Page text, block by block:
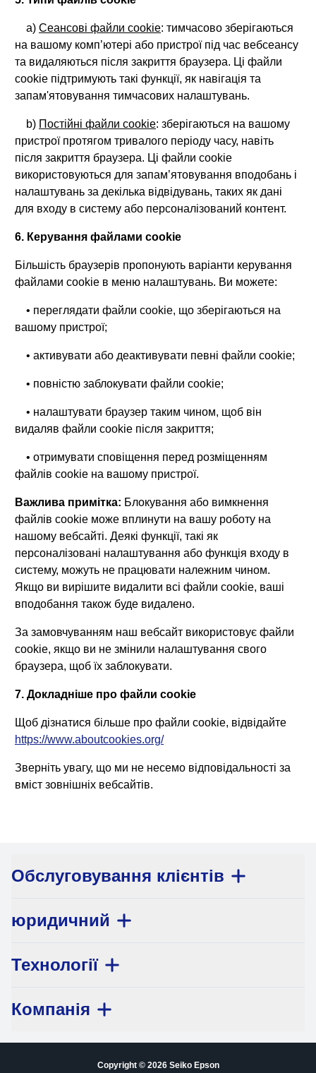
a) Сеансові файли cookie: тимчасово зберігаються
на вашому комп’ютері або пристрої під час вебсеансу
та видаляються після закриття браузера. Ці файли
cookie підтримують такі функції, як навігація та
запам'ятовування тимчасових налаштувань.
b) Постійні файли cookie: зберігаються на вашому
пристрої протягом тривалого періоду часу, навіть
після закриття браузера. Ці файли cookie
використовуються для запам’ятовування вподобань і
налаштувань за декілька відвідувань, таких як дані
для входу в систему або персоналізований контент.
6. Керування файлами cookie
Більшість браузерів пропонують варіанти керування
файлами cookie в меню налаштувань. Ви можете:
• переглядати файли cookie, що зберігаються на
вашому пристрої;
• активувати або деактивувати певні файли cookie;
• повністю заблокувати файли cookie;
• налаштувати браузер таким чином, щоб він
видаляв файли cookie після закриття;
• отримувати сповіщення перед розміщенням
файлів cookie на вашому пристрої.
Важлива примітка: Блокування або вимкнення
файлів cookie може вплинути на вашу роботу на
нашому вебсайті. Деякі функції, такі як
персоналізовані налаштування або функція входу в
систему, можуть не працювати належним чином.
Якщо ви вирішите видалити всі файли cookie, ваші
вподобання також буде видалено.
За замовчуванням наш вебсайт використовує файли
cookie, якщо ви не змінили налаштування свого
браузера, щоб їх заблокувати.
7. Докладніше про файли cookie
Щоб дізнатися більше про файли cookie, відвідайте
https://www.aboutcookies.org/
Зверніть увагу, що ми не несемо відповідальності за
вміст зовнішніх вебсайтів.
Обслуговування клієнтів
юридичний
Технології
Компанія
Copyright © 2026 Seiko Epson